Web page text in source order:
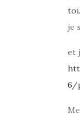
je
et
6/